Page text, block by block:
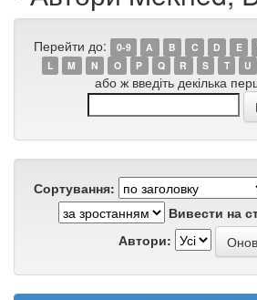
Перейти до: 0-9 A B C D E
L
M N O P Q R S T U
або ж введіть декілька
Сортування:
Вивести на
Автори: